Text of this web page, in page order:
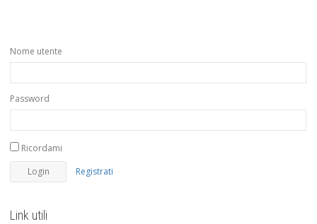
Nome utente
Password
Ricordami
Registrati
Link utili